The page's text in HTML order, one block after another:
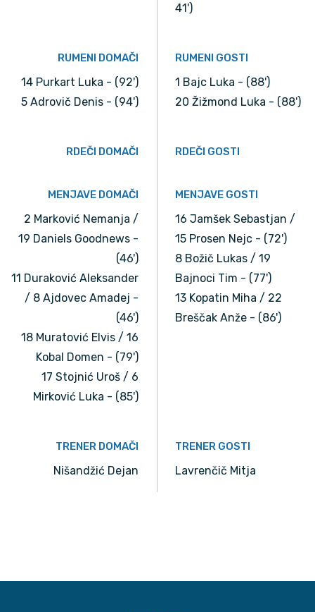
41')
RUMENI DOMAČI
14 Purkart Luka - (92')
5 Adrovič Denis - (94')
RUMENI GOSTI
1 Bajc Luka - (88')
20 Žižmond Luka - (88')
RDEČI DOMAČI RDEČI GOSTI
MENJAVE DOMAČI
2 Marković Nemanja /
19 Daniels Goodnews -
(46')
11 Duraković Aleksander
/ 8 Ajdovec Amadej -
(46')
18 Muratović Elvis / 16
Kobal Domen - (79')
17 Stojnić Uroš / 6
Mirković Luka - (85')
MENJAVE GOSTI
16 Jamšek Sebastjan /
15 Prosen Nejc - (72')
8 Božič Lukas / 19
Bajnoci Tim - (77')
13 Kopatin Miha / 22
Breščak Anže - (86')
TRENER DOMAČI
Nišandžić Dejan
TRENER GOSTI
Lavrenčič Mitja